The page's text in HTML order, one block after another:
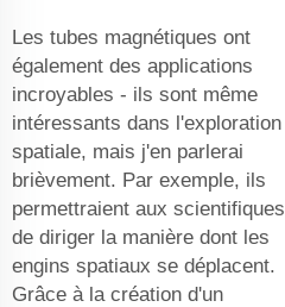
Les tubes magnétiques ont
également des applications
incroyables - ils sont même
intéressants dans l'exploration
spatiale, mais j'en parlerai
brièvement. Par exemple, ils
permettraient aux scientifiques
de diriger la manière dont les
engins spatiaux se déplacent.
Grâce à la création d'un